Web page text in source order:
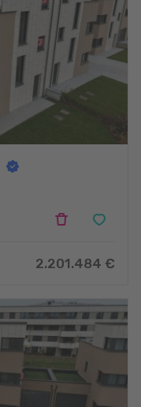
2.201.484 €